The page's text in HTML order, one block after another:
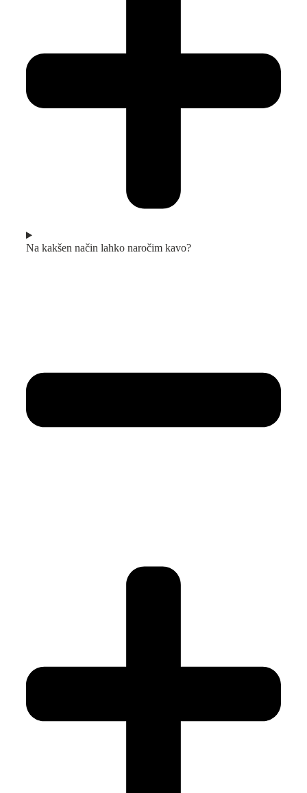
Na kakšen način lahko naročim kavo?